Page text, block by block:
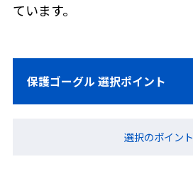
ています。
保護ゴーグル 選択ポイント
選択のポイント